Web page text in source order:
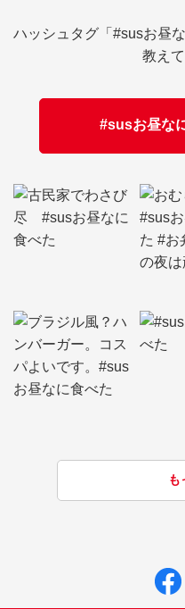
ハッシュタグ「#susお昼
教え
#susお昼な
も